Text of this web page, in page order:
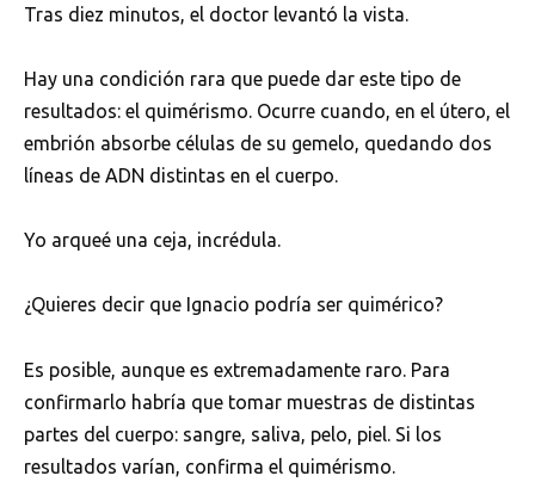
Tras diez minutos, el doctor levantó la vista.
Hay una condición rara que puede dar este tipo de
resultados: el quimérismo. Ocurre cuando, en el útero, el
embrión absorbe células de su gemelo, quedando dos
líneas de ADN distintas en el cuerpo.
Yo arqueé una ceja, incrédula.
¿Quieres decir que Ignacio podría ser quimérico?
Es posible, aunque es extremadamente raro. Para
confirmarlo habría que tomar muestras de distintas
partes del cuerpo: sangre, saliva, pelo, piel. Si los
resultados varían, confirma el quimérismo.